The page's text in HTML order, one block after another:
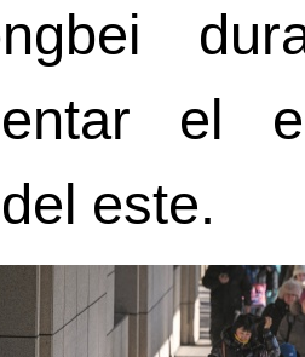
el
este.